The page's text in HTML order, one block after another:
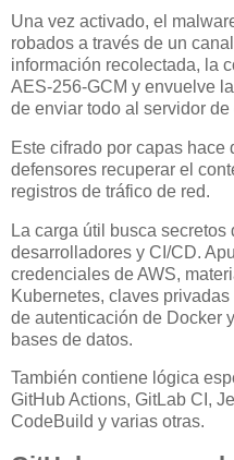
Una vez activado, el
robados a través de un
información recolectada, la
AES-256-GCM y envuelve
de enviar todo al servidor
Este cifrado por capas
defensores recuperar el
registros de tráfico de red.
La carga útil busca
desarrolladores y CI/CD.
credenciales de AWS,
Kubernetes, claves
de autenticación de Docker
bases de datos.
También contiene lógica
GitHub Actions, GitLab CI,
CodeBuild y varias otras.